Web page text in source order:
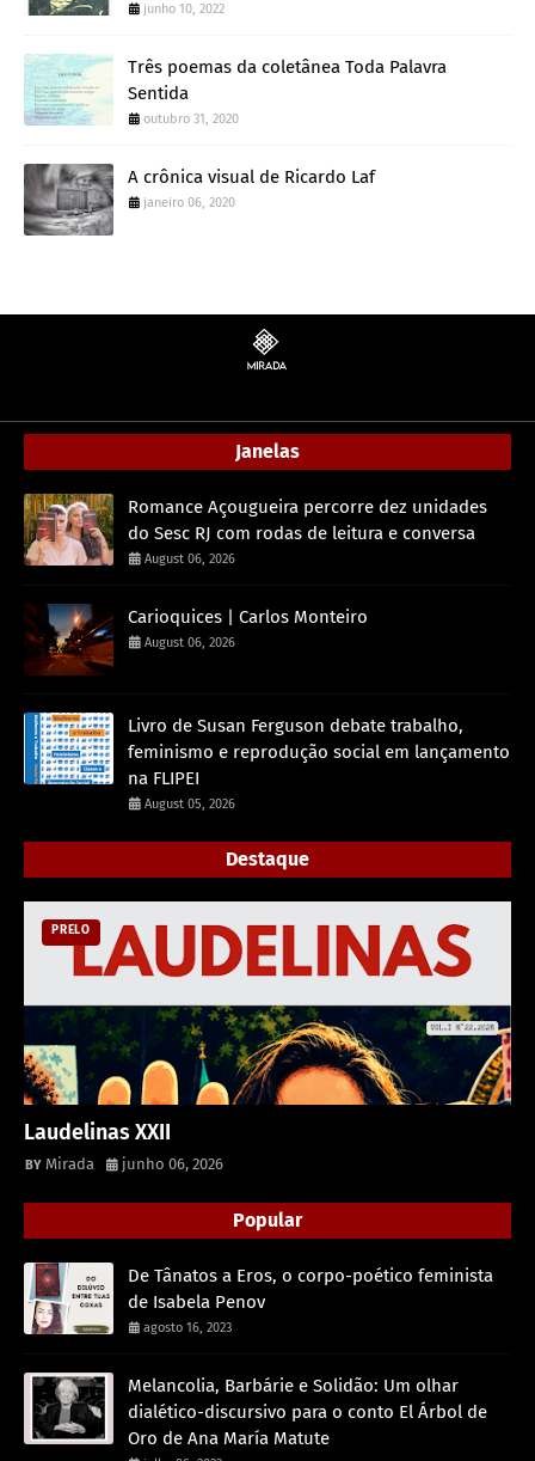
junho 10, 2022
Três poemas da coletânea Toda Palavra
Sentida
outubro 31, 2020
A crônica visual de Ricardo Laf
janeiro 06, 2020
Janelas
Romance Açougueira percorre dez unidades
do Sesc RJ com rodas de leitura e conversa
August 06, 2026
Carioquices | Carlos Monteiro
August 06, 2026
Livro de Susan Ferguson debate trabalho,
feminismo e reprodução social em lançamento
na FLIPEI
August 05, 2026
Destaque
PRELO
Laudelinas XXII
Mirada junho 06, 2026
Popular
De Tânatos a Eros, o corpo-poético feminista
de Isabela Penov
agosto 16, 2023
Melancolia, Barbárie e Solidão: Um olhar
dialético-discursivo para o conto El Árbol de
Oro de Ana María Matute